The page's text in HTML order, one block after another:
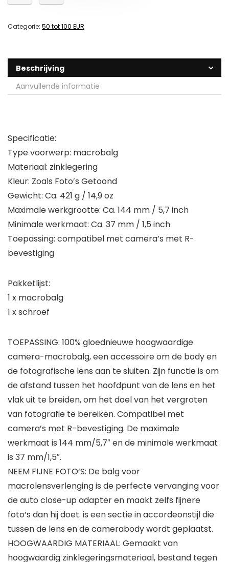
Categorie: 50 tot 100 EUR
Beschrijving
Aanvullende informatie
Specificatie:
Type voorwerp: macrobalg
Materiaal: zinklegering
Kleur: Zoals Foto’s Getoond
Gewicht: Ca. 421 g / 14,9 oz
Maximale werkgrootte: Ca. 144 mm / 5,7 inch
Minimale werkmaat: Ca. 37 mm / 1,5 inch
Toepassing: compatibel met camera’s met R-
bevestiging
Pakketlijst:
1 x macrobalg
1 x schroef
TOEPASSING: 100% gloednieuwe hoogwaardige
camera-macrobalg, een accessoire om de body en
de fotografische lens aan te sluiten. Zijn functie is om
de afstand tussen het hoofdpunt van de lens en het
vlak uit te breiden, om het doel van het vergroten
van fotografie te bereiken. Compatibel met
camera’s met R-bevestiging. De maximale
werkmaat is 144 mm/5,7″ en de minimale werkmaat
is 37 mm/1,5″.
NEEM FIJNE FOTO’S: De balg voor
macrolensverlenging is de perfecte vervanging voor
de auto close-up adapter en maakt zelfs fijnere
foto’s dan hij doet. is een sectie in accordeonstijl die
tussen de lens en de camerabody wordt geplaatst.
HOOGWAARDIG MATERIAAL: Gemaakt van
hoogwaardig zinklegeringsmateriaal, bestand tegen